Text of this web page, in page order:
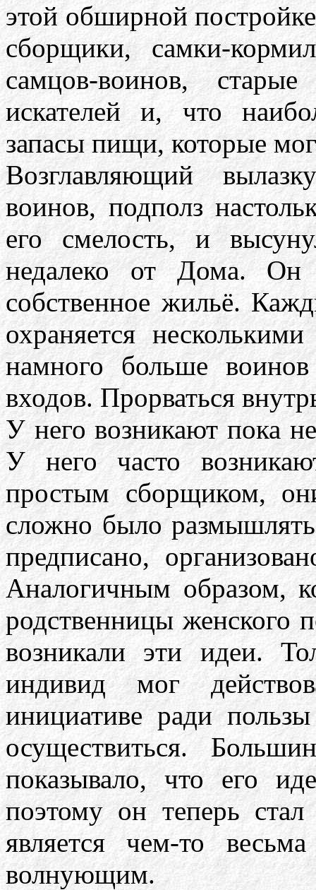
этой обширной
сборщики, самки-
самцов-воинов,
искателей и, что
запасы пищи, которые
Возглавляющий
воинов, подполз
его смелость, и
недалеко от Дома. Он
собственное жильё.
охраняется
намного больше
входов. Прорваться
У него возникают пока
У него часто
простым сборщиком,
сложно было
предписано,
Аналогичным образом,
родственницы женского
возникали эти идеи.
индивид мог
инициативе ради
осуществиться.
показывало, что его
поэтому он теперь
является чем-то
волнующим.